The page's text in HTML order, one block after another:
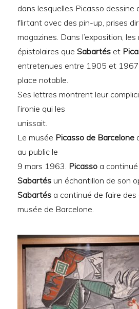
dans lesquelles Picasso dessine
flirtant avec des pin-up, prises
magazines. Dans l’exposition,
épistolaires queSabartés et
entretenues entre 1905 et
place notable.
Ses lettres montrent leur
l’ironie qui les
unissait.
Le musée Picasso de Barcelone
au public le
9 mars 1963. Picasso a
Sabartés un échantillon de son
Sabartés a continué de faire
musée de Barcelone.